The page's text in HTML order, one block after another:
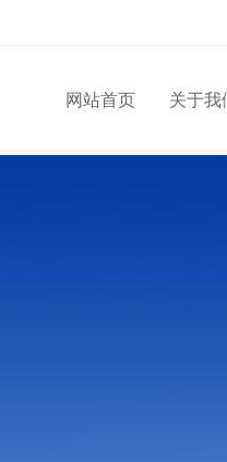
网站首页 关于我